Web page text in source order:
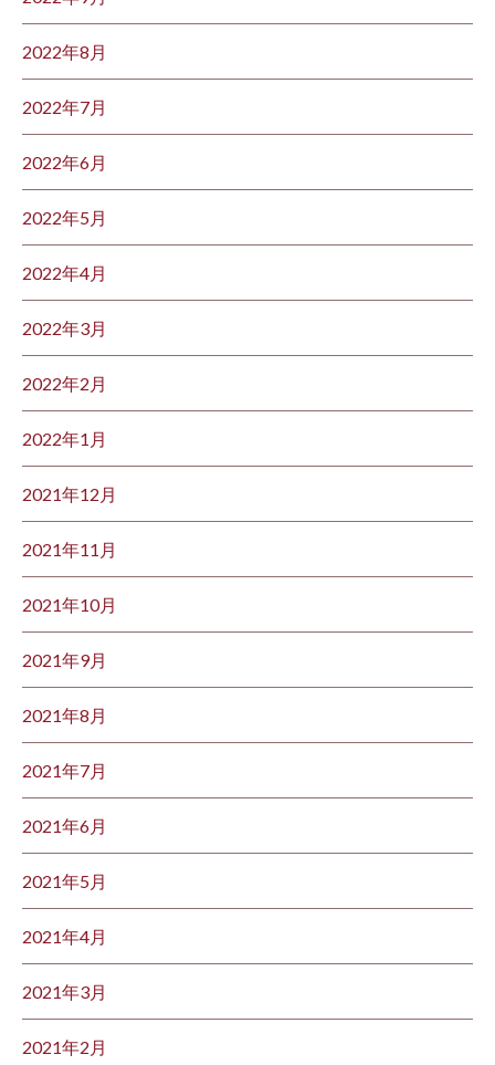
2022年8月
2022年7月
2022年6月
2022年5月
2022年4月
2022年3月
2022年2月
2022年1月
2021年12月
2021年11月
2021年10月
2021年9月
2021年8月
2021年7月
2021年6月
2021年5月
2021年4月
2021年3月
2021年2月